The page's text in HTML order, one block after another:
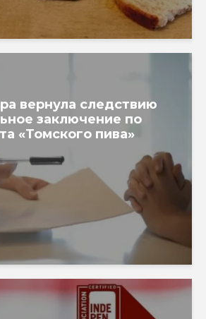
вернула следствию
заключение по
«Томского пива»